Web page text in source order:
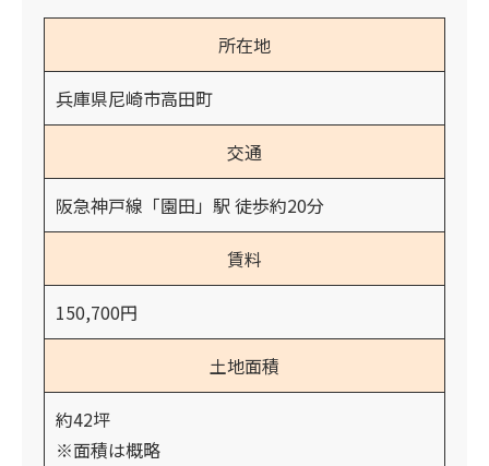
所在地
兵庫県尼崎市高田町
交通
阪急神戸線「園田」駅 徒歩約20分
賃料
150,700円
土地面積
約42坪
※面積は概略